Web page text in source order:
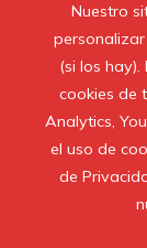
Nuestro
(si los
cookies de
Analytics,
el uso de
de
©